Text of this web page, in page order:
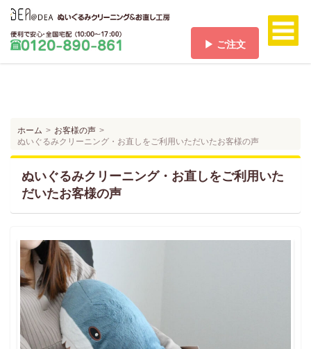
▶ ご注文
ご注文
ORDER
ご注文の流れ
お支払い方法
お問い合わせ
INQUIRY
ホーム
お客様の声
ぬいぐるみクリーニング・お直しをご利用いただいたお客様の声
ぬいぐるみクリーニング・お直しをご利用いた
だいたお客様の声